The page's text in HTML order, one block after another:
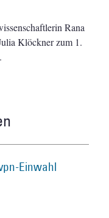
Rana
Klöckner zum 1.
Einwahl